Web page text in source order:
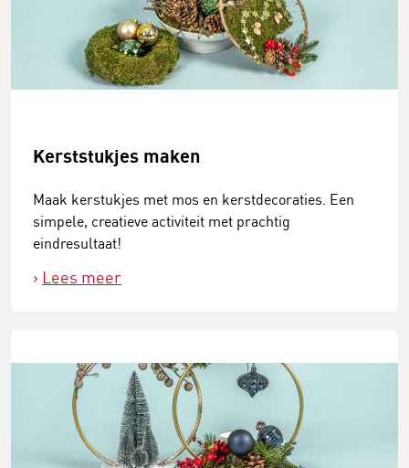
Kerststukjes maken
Maak kerstukjes met mos en kerstdecoraties. Een
simpele, creatieve activiteit met prachtig
eindresultaat!
Lees meer